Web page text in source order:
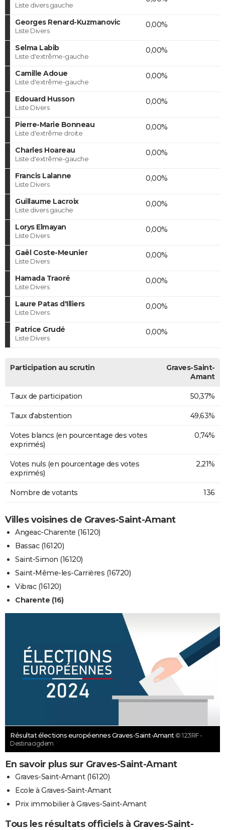
Liste divers gauche
Georges Renard-Kuzmanovic
Liste Divers
0,00%
Selma Labib
Liste d'extrême-gauche
0,00%
Camille Adoue
Liste d'extrême-gauche
0,00%
Edouard Husson
Liste Divers
0,00%
Pierre-Marie Bonneau
Liste d'extrême droite
0,00%
Charles Hoareau
Liste d'extrême-gauche
0,00%
Francis Lalanne
Liste Divers
0,00%
Guillaume Lacroix
Liste divers gauche
0,00%
Lorys Elmayan
Liste Divers
0,00%
Gaël Coste-Meunier
Liste Divers
0,00%
Hamada Traoré
Liste Divers
0,00%
Laure Patas d'Illiers
Liste Divers
0,00%
Patrice Grudé
Liste Divers
0,00%
Participation au scrutin
Graves-Saint-
Amant
Taux de participation 50,37%
Taux d'abstention 49,63%
Votes blancs (en pourcentage des votes
exprimés)
0,74%
Votes nuls (en pourcentage des votes
exprimés)
2,21%
Nombre de votants 136
Villes voisines de Graves-Saint-Amant
Angeac-Charente (16120)
Bassac (16120)
Saint-Simon (16120)
Saint-Même-les-Carrières (16720)
Vibrac (16120)
Charente (16)
Résultat élections européennes Graves-Saint-Amant © 123RF -
Destinacigdem
En savoir plus sur Graves-Saint-Amant
Graves-Saint-Amant (16120)
Ecole à Graves-Saint-Amant
Prix immobilier à Graves-Saint-Amant
Tous les résultats officiels à Graves-Saint-